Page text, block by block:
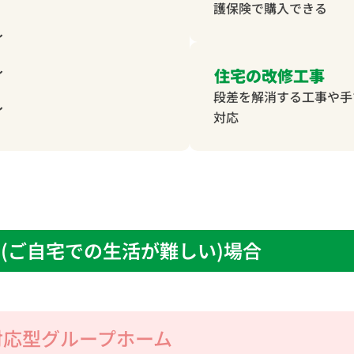
護保険で購入できる
住宅の改修工事
段差を解消する工事や
対応
自宅での生活が難しい)場合
型グループホーム